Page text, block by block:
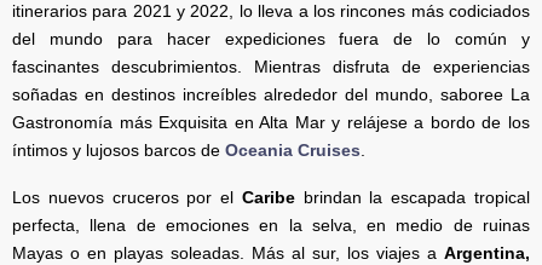
itinerarios para 2021 y 2022, lo lleva a los rincones más codiciados
del mundo para hacer expediciones fuera de lo común y
fascinantes descubrimientos. Mientras disfruta de experiencias
soñadas en destinos increíbles alrededor del mundo, saboree La
Gastronomía más Exquisita en Alta Mar y relájese a bordo de los
íntimos y lujosos barcos de Oceania Cruises
Los nuevos cruceros por el Caribebrindan la escapada tropical
perfecta, llena de emociones en la selva, en medio de ruinas
Mayas o en playas soleadas. Más al sur, los viajes a Argentina,